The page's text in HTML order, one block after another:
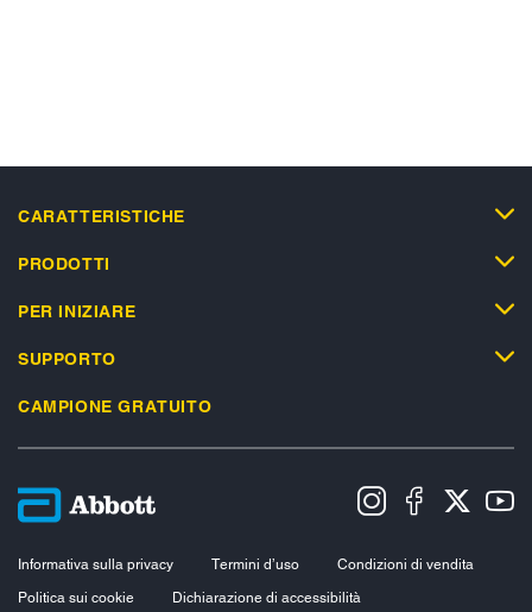
CARATTERISTICHE
PRODOTTI
PER INIZIARE
SUPPORTO
CAMPIONE GRATUITO
Informativa sulla privacy Termini d’uso
Condizioni di vendita
Politica sui cookie
Dichiarazione di accessibilità